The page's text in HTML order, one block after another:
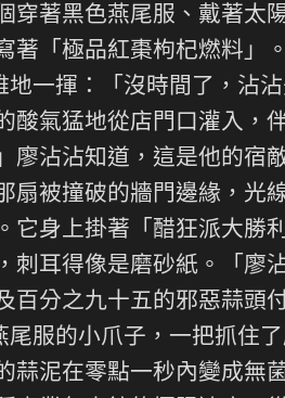
穿著黑色燕尾服、戴著太
著「極品紅棗枸杞燃料」
一揮：「沒時間了，沾
酸氣猛地從店門口灌入，
廖沾沾知道，這是他的宿
扇被撞破的牆門邊緣，光
它身上掛著「醋狂派大勝
刺耳得像是磨砂紙。「廖
百分之九十五的邪惡蒜頭
尾服的小爪子，一把抓住
泥在零點一秒內變成無